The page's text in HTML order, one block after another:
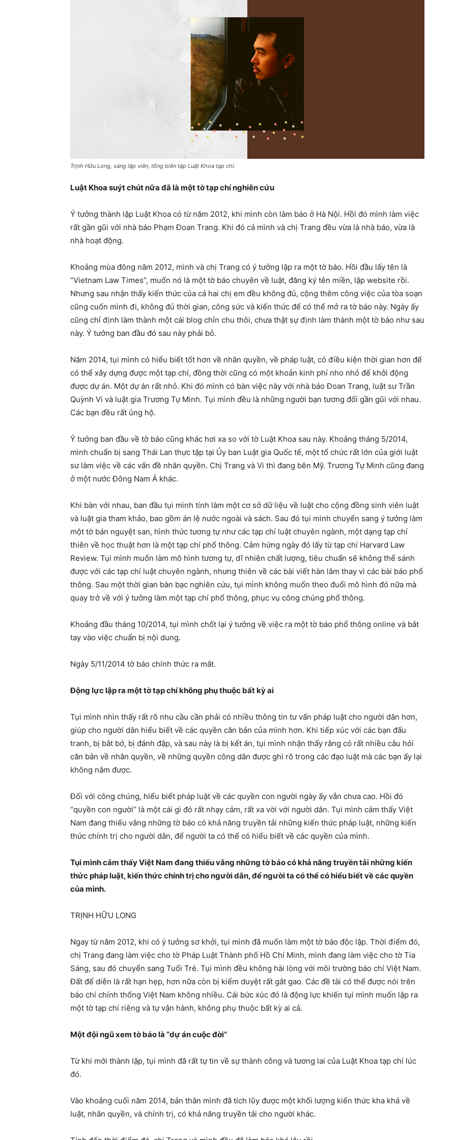
Trịnh Hữu Long, sáng lập viên, tổng biên tập Luật Khoa tạp chí.
Luật Khoa suýt chút nữa đã là một tờ tạp chí nghiên cứu
Ý tưởng thành lập Luật Khoa có từ năm 2012, khi mình còn làm báo ở Hà Nội. Hồi đó mình làm việc
rất gần gũi với nhà báo Phạm Đoan Trang. Khi đó cả mình và chị Trang đều vừa là nhà báo, vừa là
nhà hoạt động.
Khoảng mùa đông năm 2012, mình và chị Trang có ý tưởng lập ra một tờ báo. Hồi đầu lấy tên là
“Vietnam Law Times”, muốn nó là một tờ báo chuyên về luật, đăng ký tên miền, lập website rồi.
Nhưng sau nhận thấy kiến thức của cả hai chị em đều không đủ, cộng thêm công việc của tòa soạn
cũng cuốn mình đi, không đủ thời gian, công sức và kiến thức để có thể mở ra tờ báo này. Ngày ấy
cũng chỉ định làm thành một cái blog chỉn chu thôi, chưa thật sự định làm thành một tờ báo như sau
này. Ý tưởng ban đầu đó sau này phải bỏ.
Năm 2014, tụi mình có hiểu biết tốt hơn về nhân quyền, về pháp luật, có điều kiện thời gian hơn để
có thể xây dựng được một tạp chí, đồng thời cũng có một khoản kinh phí nho nhỏ để khởi động
được dự án. Một dự án rất nhỏ. Khi đó mình có bàn việc này với nhà báo Đoan Trang, luật sư Trần
Quỳnh Vi và luật gia Trương Tự Minh. Tụi mình đều là những người bạn tương đối gần gũi với nhau.
Các bạn đều rất ủng hộ.
Ý tưởng ban đầu về tờ báo cũng khác hơi xa so với tờ Luật Khoa sau này. Khoảng tháng 5/2014,
mình chuẩn bị sang Thái Lan thực tập tại Ủy ban Luật gia Quốc tế, một tổ chức rất lớn của giới luật
sư làm việc về các vấn đề nhân quyền. Chị Trang và Vi thì đang bên Mỹ. Trương Tự Minh cũng đang
ở một nước Đông Nam Á khác.
Khi bàn với nhau, ban đầu tụi mình tính làm một cơ sở dữ liệu về luật cho cộng đồng sinh viên luật
và luật gia tham khảo, bao gồm án lệ nước ngoài và sách. Sau đó tụi mình chuyển sang ý tưởng làm
một tờ bán nguyệt san, hình thức tương tự như các tạp chí luật chuyên ngành, một dạng tạp chí
thiên về học thuật hơn là một tạp chí phổ thông. Cảm hứng ngày đó lấy từ tạp chí Harvard Law
Review. Tụi mình muốn làm mô hình tương tự, dĩ nhiên chất lượng, tiêu chuẩn sẽ không thể sánh
được với các tạp chí luật chuyên ngành, nhưng thiên về các bài viết hàn lâm thay vì các bài báo phổ
thông. Sau một thời gian bàn bạc nghiên cứu, tụi mình không muốn theo đuổi mô hình đó nữa mà
quay trở về với ý tưởng làm một tạp chí phổ thông, phục vụ công chúng phổ thông.
Khoảng đầu tháng 10/2014, tụi mình chốt lại ý tưởng về việc ra một tờ báo phổ thông online và bắt
tay vào việc chuẩn bị nội dung.
Ngày 5/11/2014 tờ báo chính thức ra mắt.
Động lực lập ra một tờ tạp chí không phụ thuộc bất kỳ ai
Tụi mình nhìn thấy rất rõ nhu cầu cần phải có nhiều thông tin tư vấn pháp luật cho người dân hơn,
giúp cho người dân hiểu biết về các quyền căn bản của mình hơn. Khi tiếp xúc với các bạn đấu
tranh, bị bắt bớ, bị đánh đập, và sau này là bị kết án, tụi mình nhận thấy rằng có rất nhiều câu hỏi
căn bản về nhân quyền, về những quyền công dân được ghi rõ trong các đạo luật mà các bạn ấy lại
không nắm được.
Đối với công chúng, hiểu biết pháp luật về các quyền con người ngày ấy vẫn chưa cao. Hồi đó
“quyền con người” là một cái gì đó rất nhạy cảm, rất xa vời với người dân. Tụi mình cảm thấy Việt
Nam đang thiếu vắng những tờ báo có khả năng truyền tải những kiến thức pháp luật, những kiến
thức chính trị cho người dân, để người ta có thể có hiểu biết về các quyền của mình.
Tụi mình cảm thấy Việt Nam đang thiếu vắng những tờ báo có khả năng truyền tải những kiến
thức pháp luật, kiến thức chính trị cho người dân, để người ta có thể có hiểu biết về các quyền
của mình.
TRỊNH HỮU LONG
Ngay từ năm 2012, khi có ý tưởng sơ khởi, tụi mình đã muốn làm một tờ báo độc lập. Thời điểm đó,
chị Trang đang làm việc cho tờ Pháp Luật Thành phố Hồ Chí Minh, mình đang làm việc cho tờ Tia
Sáng, sau đó chuyển sang Tuổi Trẻ. Tụi mình đều không hài lòng với môi trường báo chí Việt Nam.
Đất để diễn là rất hạn hẹp, hơn nữa còn bị kiểm duyệt rất gắt gao. Các đề tài có thể được nói trên
báo chí chính thống Việt Nam không nhiều. Cái bức xúc đó là động lực khiến tụi mình muốn lập ra
một tờ tạp chí riêng và tự vận hành, không phụ thuộc bất kỳ ai cả.
Một đội ngũ xem tờ báo là “dự án cuộc đời”
Từ khi mới thành lập, tụi mình đã rất tự tin về sự thành công và tương lai của Luật Khoa tạp chí lúc
đó.
Vào khoảng cuối năm 2014, bản thân mình đã tích lũy được một khối lượng kiến thức kha khá về
luật, nhân quyền, và chính trị, có khả năng truyền tải cho người khác.